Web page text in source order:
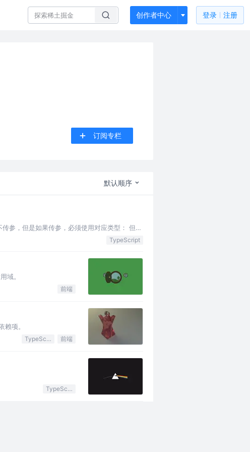
创作者中心 登录 注册
订阅专栏
默认顺序
参，但是如果传参，必须使用对应类型： 但是
TypeScript
域。
前端
项。
TypeScript 前端
TypeScript